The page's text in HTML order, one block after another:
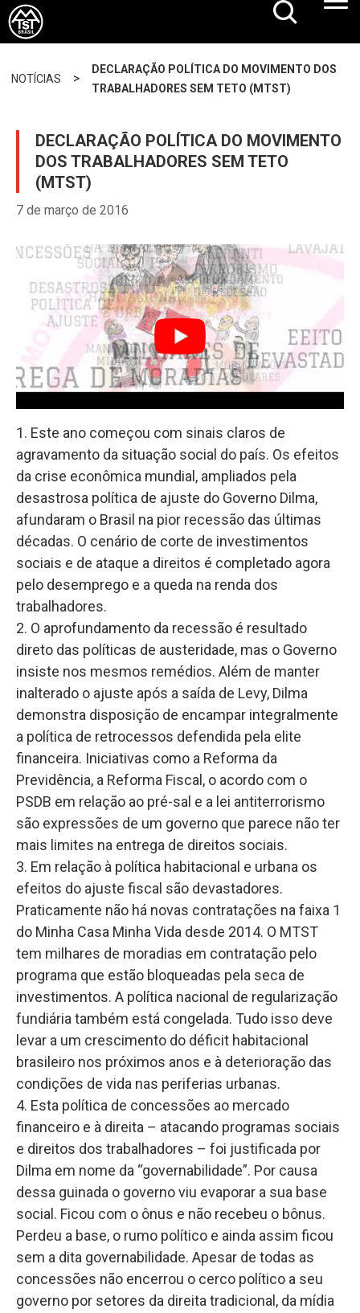
NOTÍCIAS >
DECLARAÇÃO POLÍTICA DO MOVIMENTO DOS
TRABALHADORES SEM TETO (MTST)
DECLARAÇÃO POLÍTICA DO MOVIMENTO
DOS TRABALHADORES SEM TETO
(MTST)
7 de março de 2016
1. Este ano começou com sinais claros de
agravamento da situação social do país. Os efeitos
da crise econômica mundial, ampliados pela
desastrosa política de ajuste do Governo Dilma,
afundaram o Brasil na pior recessão das últimas
décadas. O cenário de corte de investimentos
sociais e de ataque a direitos é completado agora
pelo desemprego e a queda na renda dos
trabalhadores.
2. O aprofundamento da recessão é resultado
direto das políticas de austeridade, mas o Governo
insiste nos mesmos remédios. Além de manter
inalterado o ajuste após a saída de Levy, Dilma
demonstra disposição de encampar integralmente
a política de retrocessos defendida pela elite
financeira. Iniciativas como a Reforma da
Previdência, a Reforma Fiscal, o acordo com o
PSDB em relação ao pré-sal e a lei antiterrorismo
são expressões de um governo que parece não ter
mais limites na entrega de direitos sociais.
3. Em relação à política habitacional e urbana os
efeitos do ajuste fiscal são devastadores.
Praticamente não há novas contratações na faixa 1
do Minha Casa Minha Vida desde 2014. O MTST
tem milhares de moradias em contratação pelo
programa que estão bloqueadas pela seca de
investimentos. A política nacional de regularização
fundiária também está congelada. Tudo isso deve
levar a um crescimento do déficit habitacional
brasileiro nos próximos anos e à deterioração das
condições de vida nas periferias urbanas.
4. Esta política de concessões ao mercado
financeiro e à direita – atacando programas sociais
e direitos dos trabalhadores – foi justificada por
Dilma em nome da “governabilidade”. Por causa
dessa guinada o governo viu evaporar a sua base
social. Ficou com o ônus e não recebeu o bônus.
Perdeu a base, o rumo político e ainda assim ficou
sem a dita governabilidade. Apesar de todas as
concessões não encerrou o cerco político a seu
governo por setores da direita tradicional, da mídia